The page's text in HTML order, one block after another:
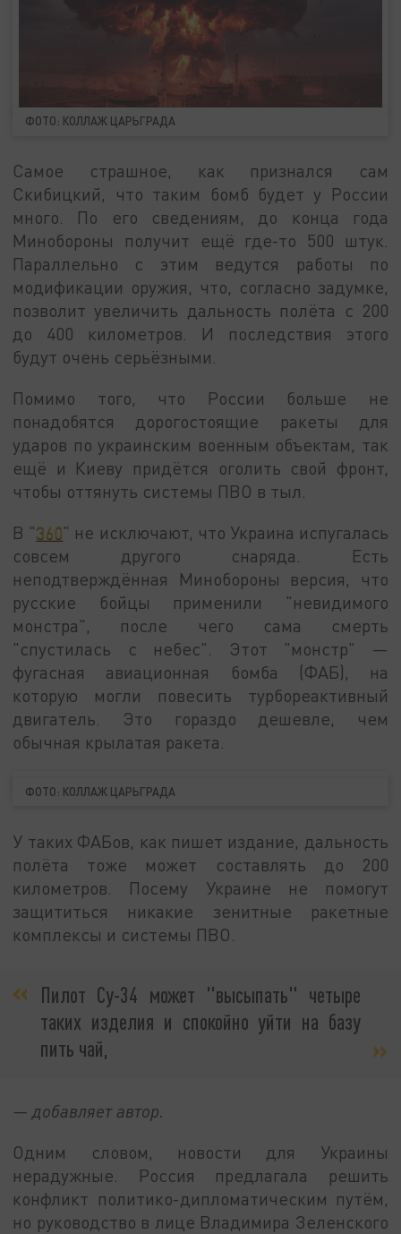
ФОТО: КОЛЛАЖ ЦАРЬГРАДА
Самое страшное, как признался сам
Скибицкий, что таким бомб будет у России
много. По его сведениям, до конца года
Минобороны получит ещё где-то 500 штук.
Параллельно с этим ведутся работы по
модификации оружия, что, согласно задумке,
позволит увеличить дальность полёта с 200
до 400 километров. И последствия этого
будут очень серьёзными.
Помимо того, что России больше не
понадобятся дорогостоящие ракеты для
ударов по украинским военным объектам, так
ещё и Киеву придётся оголить свой фронт,
чтобы оттянуть системы ПВО в тыл.
В "360" не исключают, что Украина испугалась
совсем другого снаряда. Есть
неподтверждённая Минобороны версия, что
русские бойцы применили "невидимого
монстра", после чего сама смерть
"спустилась с небес". Этот "монстр" —
фугасная авиационная бомба (ФАБ), на
которую могли повесить турбореактивный
двигатель. Это гораздо дешевле, чем
обычная крылатая ракета.
ФОТО: КОЛЛАЖ ЦАРЬГРАДА
У таких ФАБов, как пишет издание, дальность
полёта тоже может составлять до 200
километров. Посему Украине не помогут
защититься никакие зенитные ракетные
комплексы и системы ПВО.
Пилот Су-34 может "высыпать" четыре
таких изделия и спокойно уйти на базу
пить чай,
— добавляет автор.
Одним словом, новости для Украины
нерадужные. Россия предлагала решить
конфликт политико-дипломатическим путём,
но руководство в лице Владимира Зеленского